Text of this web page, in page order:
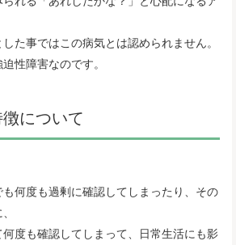
た事ではこの病気とは認められません。
性障害なのです。
について
何度も過剰に確認してしまったり、その
度も確認してしまって、日常生活にも影